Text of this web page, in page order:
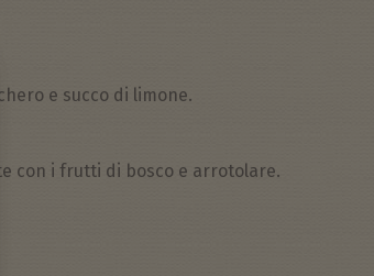
e succo di limone.
con i frutti di bosco e arrotolare.